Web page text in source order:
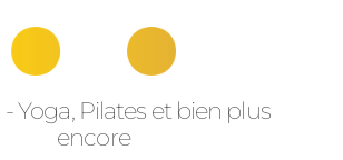
- Yoga, Pilates et bien plus
encore